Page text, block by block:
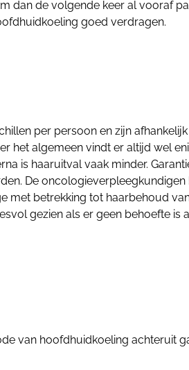
dan de volgende keer al vooraf
goed verdragen.
per persoon en zijn
het algemeen vindt er altijd wel
is haaruitval vaak minder.
De oncologieverpleegkundigen
met betrekking tot haarbehoud
gezien als er geen behoefte is
van hoofdhuidkoeling achteruit